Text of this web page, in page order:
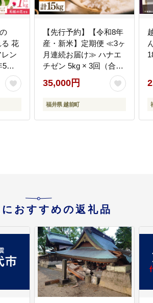
る 花
ン
5月
伝え
ド
紙
ント
【先行予約】【令和8年
産・新米】定期便 ≪3ヶ
月連続お届け≫ ハナエ
チゼン 5kg × 3回（合計
15kg）【白米】【2026
年10月中旬以降順次発
送】【お米 こめ はなえ
ブランド米 5キロ 白米
35,000円
福井県 越前町
おすすめの返礼品